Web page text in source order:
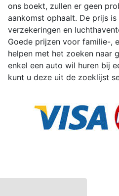
ons boekt, zullen er geen
aankomst ophaalt. De prijs
verzekeringen en
Goede prijzen voor familie-,
helpen met het zoeken naar
enkel een auto wil huren bij
kunt u deze uit de zoeklijst